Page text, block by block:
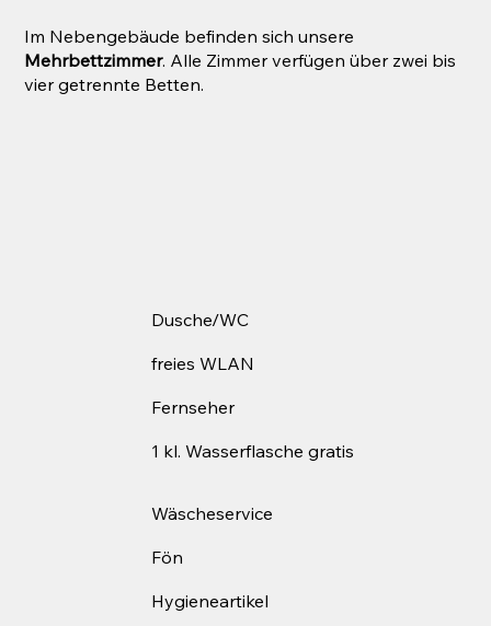
Im Nebengebäude befinden sich unsere
Mehrbettzimmer. Alle Zimmer verfügen über zwei bis
vier getrennte Betten.
Wäscheservice
Fön
Hygieneartikel
Dusche/WC
freies WLAN
Fernseher
1 kl. Wasserflasche gratis